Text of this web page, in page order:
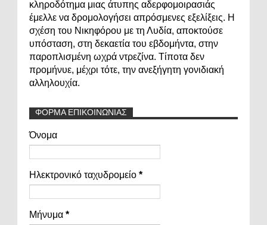
κληροδότημα μιας άτυπης αδερφομοιρασιάς
έμελλε να δρομολογήσει απρόσμενες εξελίξεις. Η
σχέση του Νικηφόρου με τη Λυδία, αποκτούσε
υπόσταση, στη δεκαετία του εβδομήντα, στην
παροπλισμένη ωχρά ντρεζίνα. Τίποτα δεν
προμήνυε, μέχρι τότε, την ανεξήγητη γονιδιακή
αλληλουχία.
ΦΟΡΜΑ ΕΠΙΚΟΙΝΩΝΙΑΣ
Όνομα
Ηλεκτρονικό ταχυδρομείο *
Μήνυμα *